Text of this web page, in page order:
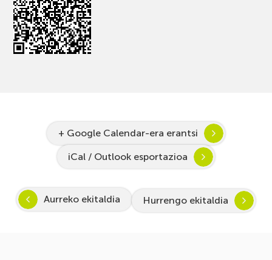
+ Google Calendar-era erantsi
iCal / Outlook esportazioa
Aurreko ekitaldia Hurrengo ekitaldia